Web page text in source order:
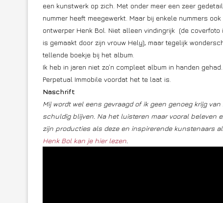
een kunstwerk op zich. Met onder meer een zeer
nummer heeft meegewerkt. Maar bij enkele nummers
ontwerper Henk Bol. Niet alleen vindingrijk (de coverfoto
is gemaakt door zijn vrouw Hely), maar tegelijk
tellende boekje bij het album.
Ik heb in jaren niet zo’n compleet album in handen
Perpetual Immobile voordat het te laat is.
Naschrift
Mij wordt wel eens gevraagd of ik geen genoeg krijg
schuldig blijven. Na het luisteren maar vooral beleven
zijn producties als deze en inspirerende kunstenaars
Henk Bol kan je hier lezen